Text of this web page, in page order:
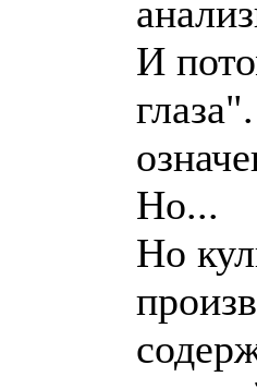
И
Но...
Но